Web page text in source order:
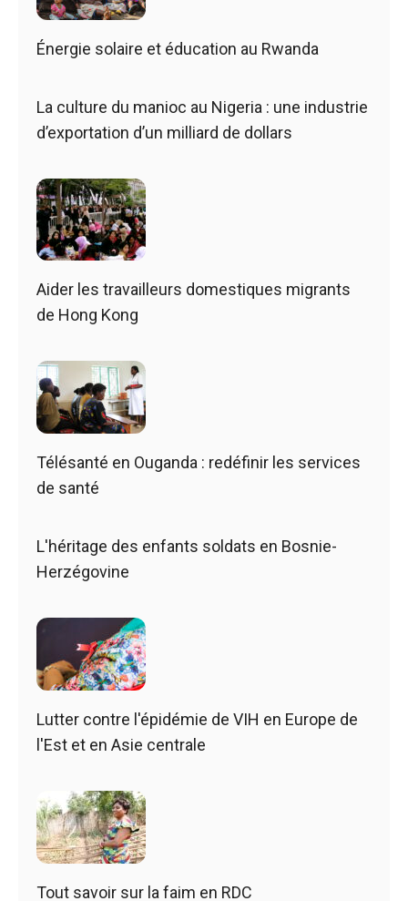
Énergie solaire et éducation au Rwanda
La culture du manioc au Nigeria : une industrie
d’exportation d’un milliard de dollars
Aider les travailleurs domestiques migrants
de Hong Kong
Télésanté en Ouganda : redéfinir les services
de santé
L'héritage des enfants soldats en Bosnie-
Herzégovine
Lutter contre l'épidémie de VIH en Europe de
l'Est et en Asie centrale
Tout savoir sur la faim en RDC